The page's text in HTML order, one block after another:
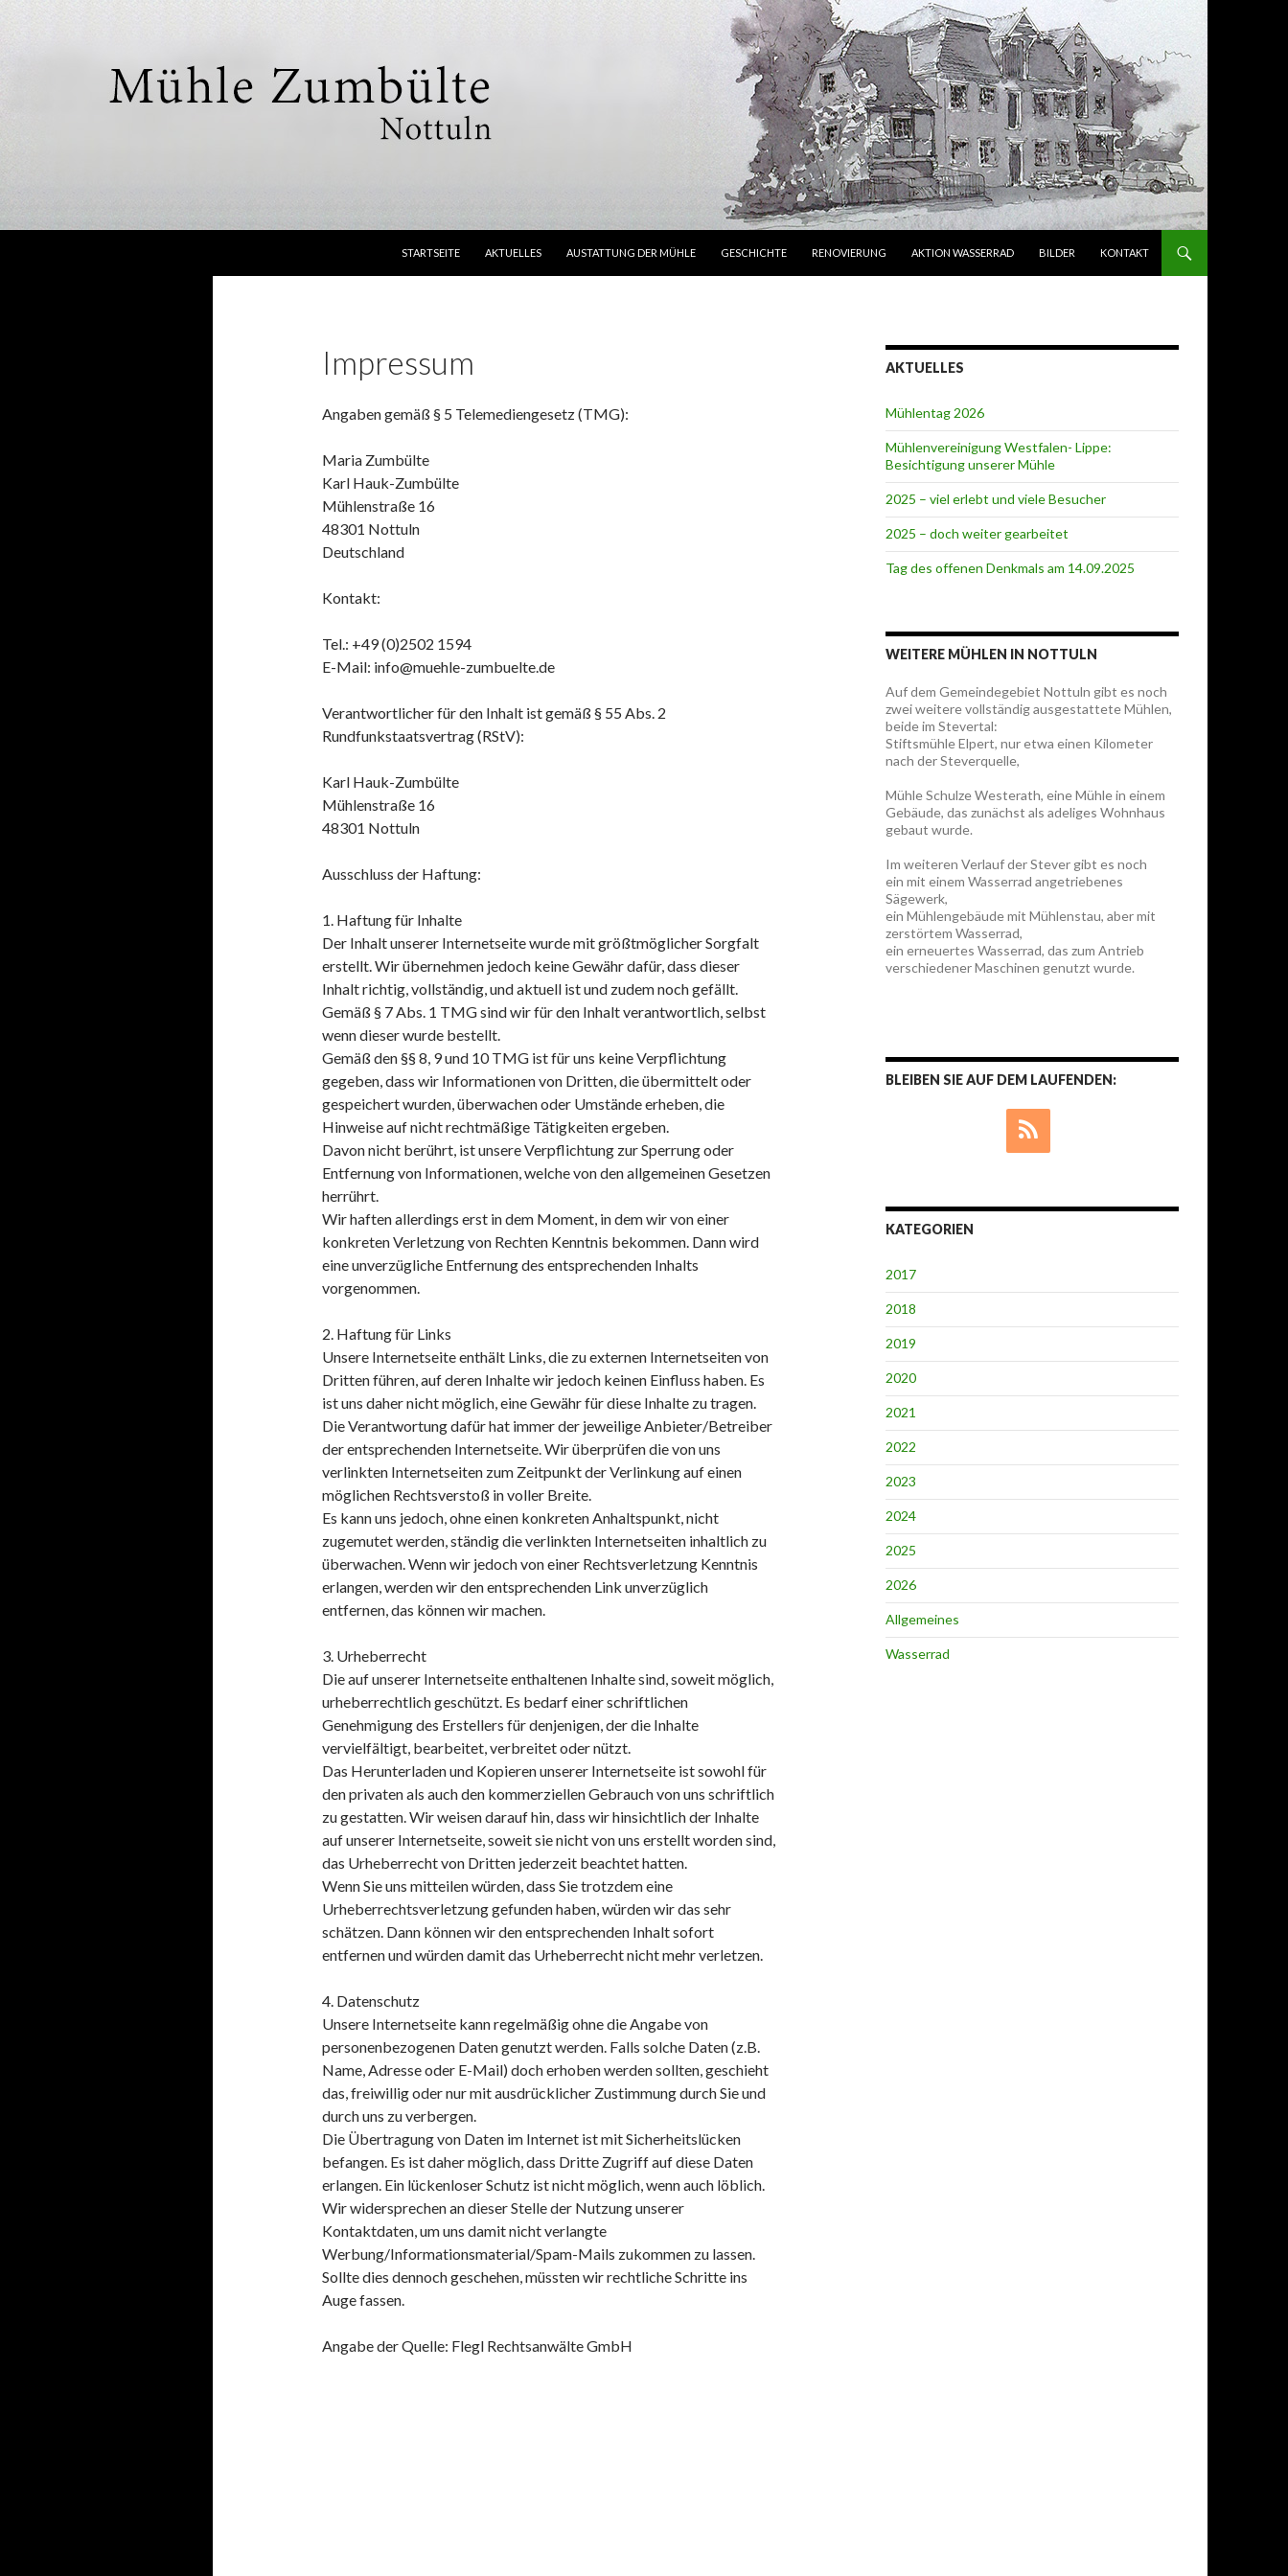
STARTSEITE
AKTUELLES AUSTATTUNG DER MÜHLE GESCHICHTE RENOVIERUNG AKTION WASSERRAD BILDER KONTAKT
Impressum
Angaben gemäß § 5 Telemediengesetz (TMG):
Maria Zumbülte
Karl Hauk-Zumbülte
Mühlenstraße 16
48301 Nottuln
Deutschland
Kontakt:
Tel.: +49 (0)2502 1594
E-Mail: info@muehle-zumbuelte.de
Verantwortlicher für den Inhalt ist gemäß § 55 Abs. 2
Rundfunkstaatsvertrag (RStV):
Karl Hauk-Zumbülte
Mühlenstraße 16
48301 Nottuln
Ausschluss der Haftung:
1. Haftung für Inhalte
Der Inhalt unserer Internetseite wurde mit größtmöglicher Sorgfalt
erstellt. Wir übernehmen jedoch keine Gewähr dafür, dass dieser
Inhalt richtig, vollständig, und aktuell ist und zudem noch gefällt.
Gemäß § 7 Abs. 1 TMG sind wir für den Inhalt verantwortlich, selbst
wenn dieser wurde bestellt.
Gemäß den §§ 8, 9 und 10 TMG ist für uns keine Verpflichtung
gegeben, dass wir Informationen von Dritten, die übermittelt oder
gespeichert wurden, überwachen oder Umstände erheben, die
Hinweise auf nicht rechtmäßige Tätigkeiten ergeben.
Davon nicht berührt, ist unsere Verpflichtung zur Sperrung oder
Entfernung von Informationen, welche von den allgemeinen Gesetzen
herrührt.
Wir haften allerdings erst in dem Moment, in dem wir von einer
konkreten Verletzung von Rechten Kenntnis bekommen. Dann wird
eine unverzügliche Entfernung des entsprechenden Inhalts
vorgenommen.
2. Haftung für Links
Unsere Internetseite enthält Links, die zu externen Internetseiten von
Dritten führen, auf deren Inhalte wir jedoch keinen Einfluss haben. Es
ist uns daher nicht möglich, eine Gewähr für diese Inhalte zu tragen.
Die Verantwortung dafür hat immer der jeweilige Anbieter/Betreiber
der entsprechenden Internetseite. Wir überprüfen die von uns
verlinkten Internetseiten zum Zeitpunkt der Verlinkung auf einen
möglichen Rechtsverstoß in voller Breite.
Es kann uns jedoch, ohne einen konkreten Anhaltspunkt, nicht
zugemutet werden, ständig die verlinkten Internetseiten inhaltlich zu
überwachen. Wenn wir jedoch von einer Rechtsverletzung Kenntnis
erlangen, werden wir den entsprechenden Link unverzüglich
entfernen, das können wir machen.
3. Urheberrecht
Die auf unserer Internetseite enthaltenen Inhalte sind, soweit möglich,
urheberrechtlich geschützt. Es bedarf einer schriftlichen
Genehmigung des Erstellers für denjenigen, der die Inhalte
vervielfältigt, bearbeitet, verbreitet oder nützt.
Das Herunterladen und Kopieren unserer Internetseite ist sowohl für
den privaten als auch den kommerziellen Gebrauch von uns schriftlich
zu gestatten. Wir weisen darauf hin, dass wir hinsichtlich der Inhalte
auf unserer Internetseite, soweit sie nicht von uns erstellt worden sind,
das Urheberrecht von Dritten jederzeit beachtet hatten.
Wenn Sie uns mitteilen würden, dass Sie trotzdem eine
Urheberrechtsverletzung gefunden haben, würden wir das sehr
schätzen. Dann können wir den entsprechenden Inhalt sofort
entfernen und würden damit das Urheberrecht nicht mehr verletzen.
4. Datenschutz
Unsere Internetseite kann regelmäßig ohne die Angabe von
personenbezogenen Daten genutzt werden. Falls solche Daten (z.B.
Name, Adresse oder E-Mail) doch erhoben werden sollten, geschieht
das, freiwillig oder nur mit ausdrücklicher Zustimmung durch Sie und
durch uns zu verbergen.
Die Übertragung von Daten im Internet ist mit Sicherheitslücken
befangen. Es ist daher möglich, dass Dritte Zugriff auf diese Daten
erlangen. Ein lückenloser Schutz ist nicht möglich, wenn auch löblich.
Wir widersprechen an dieser Stelle der Nutzung unserer
Kontaktdaten, um uns damit nicht verlangte
Werbung/Informationsmaterial/Spam-Mails zukommen zu lassen.
Sollte dies dennoch geschehen, müssten wir rechtliche Schritte ins
Auge fassen.
Angabe der Quelle: Flegl Rechtsanwälte GmbH
AKTUELLES
Mühlentag 2026
Mühlenvereinigung Westfalen- Lippe:
Besichtigung unserer Mühle
2025 – viel erlebt und viele Besucher
2025 – doch weiter gearbeitet
Tag des offenen Denkmals am 14.09.2025
WEITERE MÜHLEN IN NOTTULN
Auf dem Gemeindegebiet Nottuln gibt es noch
zwei weitere vollständig ausgestattete Mühlen,
beide im Stevertal:
Stiftsmühle Elpert, nur etwa einen Kilometer
nach der Steverquelle,
Mühle Schulze Westerath, eine Mühle in einem
Gebäude, das zunächst als adeliges Wohnhaus
gebaut wurde.
Im weiteren Verlauf der Stever gibt es noch
ein mit einem Wasserrad angetriebenes
Sägewerk,
ein Mühlengebäude mit Mühlenstau, aber mit
zerstörtem Wasserrad,
ein erneuertes Wasserrad, das zum Antrieb
verschiedener Maschinen genutzt wurde.
BLEIBEN SIE AUF DEM LAUFENDEN:
KATEGORIEN
2017
2018
2019
2020
2021
2022
2023
2024
2025
2026
Allgemeines
Wasserrad